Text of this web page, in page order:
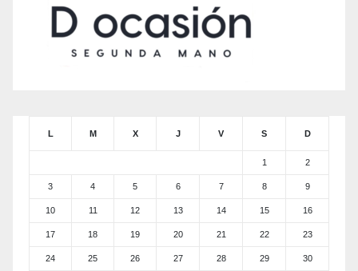
L M X J V S D
1 2
3 4 5 6 7 8 9
10 11 12 13 14 15 16
17 18 19 20 21 22 23
24 25 26 27 28 29 30